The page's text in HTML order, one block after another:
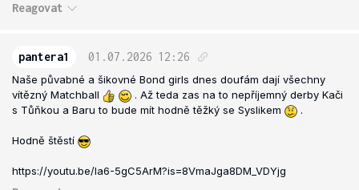
Reagovat
pantera1 01.07.2026 12:26
Naše půvabné a šikovné Bond girls dnes doufám dají všechny
vítězný Matchball
. Až teda zas na to nepříjemný derby Kači
s Tůňkou a Baru to bude mít hodně těžký se Syslikem
.
Hodně štěstí
https://youtu.be/Ia6-5gC5ArM?is=8VmaJga8DM_VDYjg